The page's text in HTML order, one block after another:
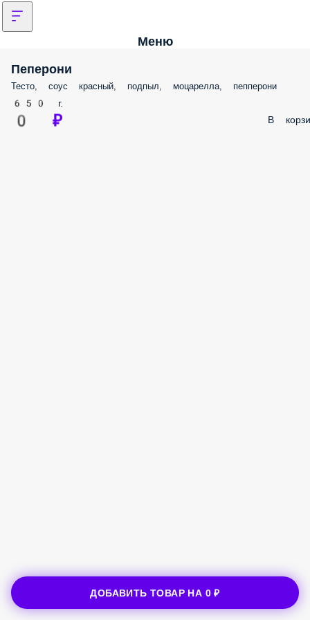
Меню
Пеперони
Тесто, соус красный, подпыл, моцарелла, пепперони
650 г.
0 ₽ В
ДОБАВИТЬ ТОВАР НА 0 ₽